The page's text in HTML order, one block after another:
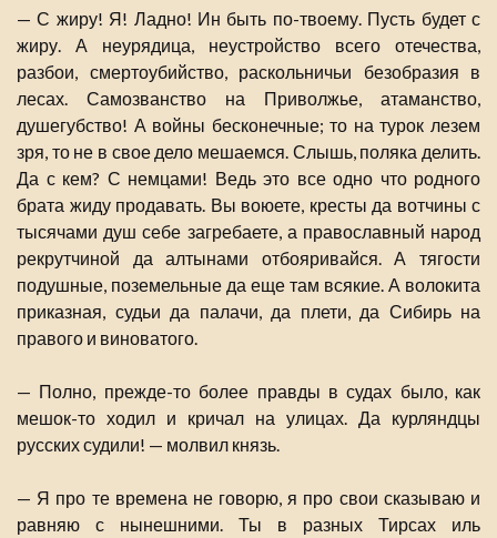
— С жиру! Я! Ладно! Ин быть по-твоему. Пусть будет с
жиру. А неурядица, неустройство всего отечества,
разбои, смертоубийство, раскольничьи безобразия в
лесах. Самозванство на Приволжье, атаманство,
душегубство! А войны бесконечные; то на турок лезем
зря, то не в свое дело мешаемся. Слышь, поляка делить.
Да с кем? С немцами! Ведь это все одно что родного
брата жиду продавать. Вы воюете, кресты да вотчины с
тысячами душ себе загребаете, а православный народ
рекрутчиной да алтынами отбояривайся. А тягости
подушные, поземельные да еще там всякие. А волокита
приказная, судьи да палачи, да плети, да Сибирь на
правого и виноватого.
— Полно, прежде-то более правды в судах было, как
мешок-то ходил и кричал на улицах. Да курляндцы
русских судили! — молвил князь.
— Я про те времена не говорю, я про свои сказываю и
равняю с нынешними. Ты в разных Тирсах иль